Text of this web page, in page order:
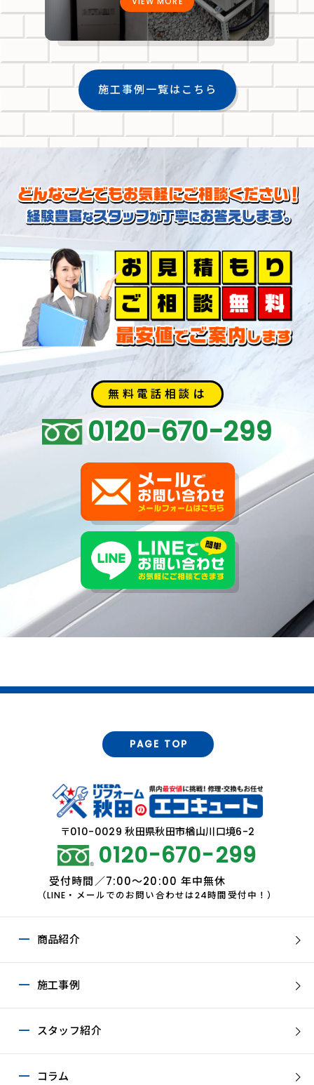
施工事例一覧はこちら
無料電話相談は
0120-670-299
PAGE TOP
〒010-0029 秋田県秋田市楢山川口境6-2
0120-670-299
受付時間／7:00～20:00 年中無休
（LINE・メールでのお問い合わせは24時間受付中！）
商品紹介
施工事例
スタッフ紹介
コラム